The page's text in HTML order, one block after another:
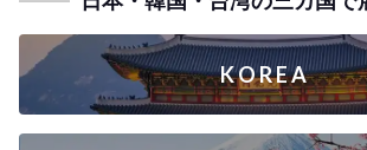
KOREA